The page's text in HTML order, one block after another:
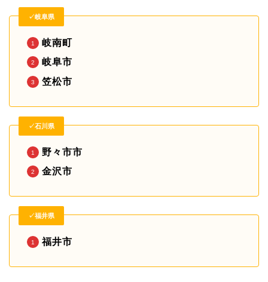
✓岐阜県
岐南町
岐阜市
笠松市
✓石川県
野々市市
金沢市
✓福井県
福井市